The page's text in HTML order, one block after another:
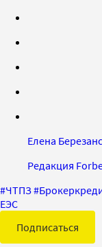
Елена
Редакция
#ЧТПЗ#
ЕЭС
Подписаться